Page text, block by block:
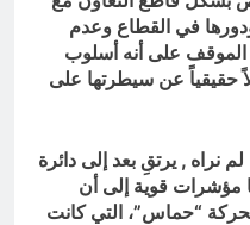
في القطاع وعدم
الموقف على أنه أسلوب
حقيقياً عن سيطرتها على
نراه , يرتقِ بعد إلى دائرة
مؤشرات قوية إلى أن
لحركة “حماس”، التي كانت